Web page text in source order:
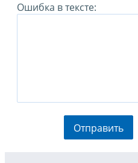
Ошибка в тексте:
Отправить